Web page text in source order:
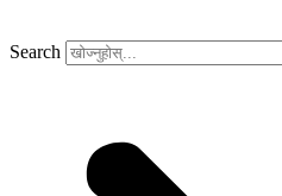
Search